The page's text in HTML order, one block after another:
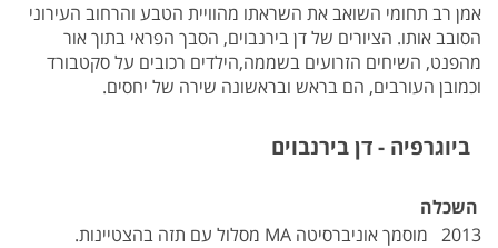
אמן רב תחומי השואב את השראתו מהוויית הטבע והרחוב העירוני
הסובב אותו. הציורים של דן בירנבוים, הסבך הפראי בתוך אור
מהפנט, השיחים הזרועים בשממה,הילדים רכובים על סקטבורד
וכמובן העורבים, הם בראש ובראשונה שירה של יחסים.
ביוגרפיה - דן בירנבוים
השכלה
2013 מוסמך אוניברסיטה MA מסלול עם תזה בהצטיינות.